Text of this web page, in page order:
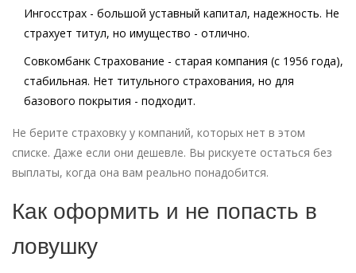
Ингосстрах - большой уставный капитал, надежность. Не
страхует титул, но имущество - отлично.
Совкомбанк Страхование - старая компания (с 1956 года),
стабильная. Нет титульного страхования, но для
базового покрытия - подходит.
Не берите страховку у компаний, которых нет в этом
списке. Даже если они дешевле. Вы рискуете остаться без
выплаты, когда она вам реально понадобится.
Как оформить и не попасть в
ловушку